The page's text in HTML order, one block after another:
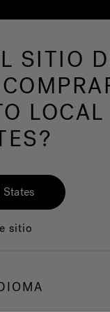
Nuestra
Servicio al
SITIO
LOCAL
sitio